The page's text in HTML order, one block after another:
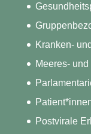
Kranken-
Meeres-
Postvirale